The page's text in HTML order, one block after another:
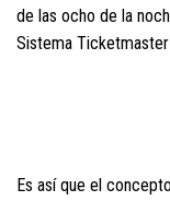
de las ocho de la
Sistema
Es así que el